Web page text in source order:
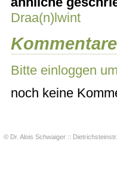
Draa(n)lwint
Kommentare
Bitte einloggen
noch keine
© Dr. Alois Schwaiger ::